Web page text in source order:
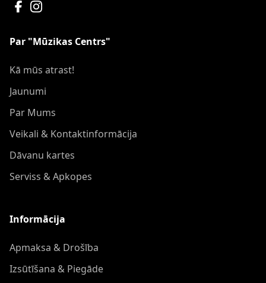
Par "Mūzikas Centrs"
Kā mūs atrast!
Jaunumi
Par Mums
Veikali & Kontaktinformācija
Dāvanu kartes
Serviss & Apkopes
Informācija
Apmaksa & Drošība
Izsūtīšana & Piegāde